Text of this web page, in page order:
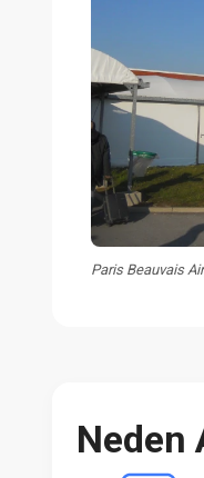
Paris Beauvais
Neden